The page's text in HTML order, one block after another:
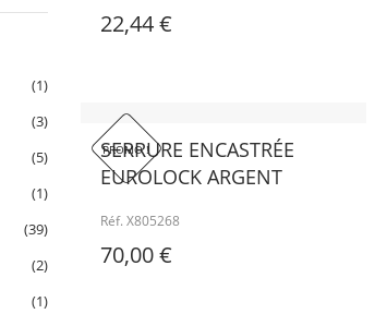
(1)
(3)
(5)
(1)
(39)
(2)
(1)
22,44 €
PROMO !
SERRURE ENCASTRÉE
EUROLOCK ARGENT
Réf. X805268
70,00 €